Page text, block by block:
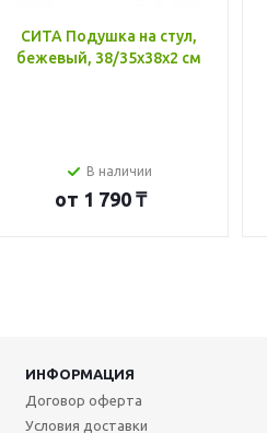
СИТА Подушка на стул,
бежевый, 38/35x38x2 см
В наличии
от 1 790 ₸
ИНФОРМАЦИЯ
Договор оферта
Условия доставки